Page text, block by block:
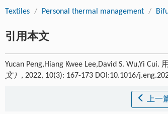
Textiles / Personal thermal management /
引用本文
Yucan Peng,Hiang Kwee Lee,David S. Wu,Yi
文） , 2022, 10(3): 167-173 DOI:10.1016/
上一